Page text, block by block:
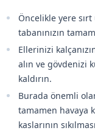
Öncelikle yere
tabanınızın
Ellerinizi
alın ve gövdenizi
kaldırın.
Burada önemli
tamamen havaya
kaslarının